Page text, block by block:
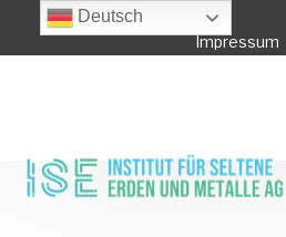
Impressum
Fünf Batterierohstoffe
Deutsch